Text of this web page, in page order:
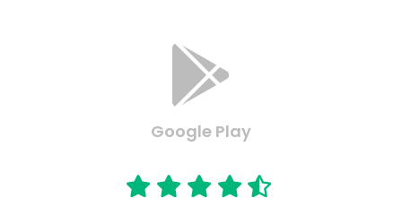

Google Play
